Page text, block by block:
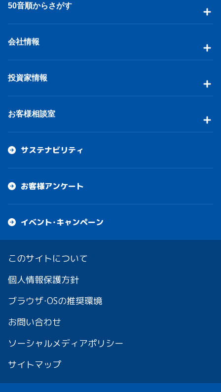
50音順からさがす
会社情報
投資家情報
お客様相談室
サステナビリティ
お客様アンケート
イベント・キャンペーン
このサイトについて
個人情報保護方針
ブラウザ・OSの推奨環境
お問い合わせ
ソーシャルメディアポリシー
サイトマップ